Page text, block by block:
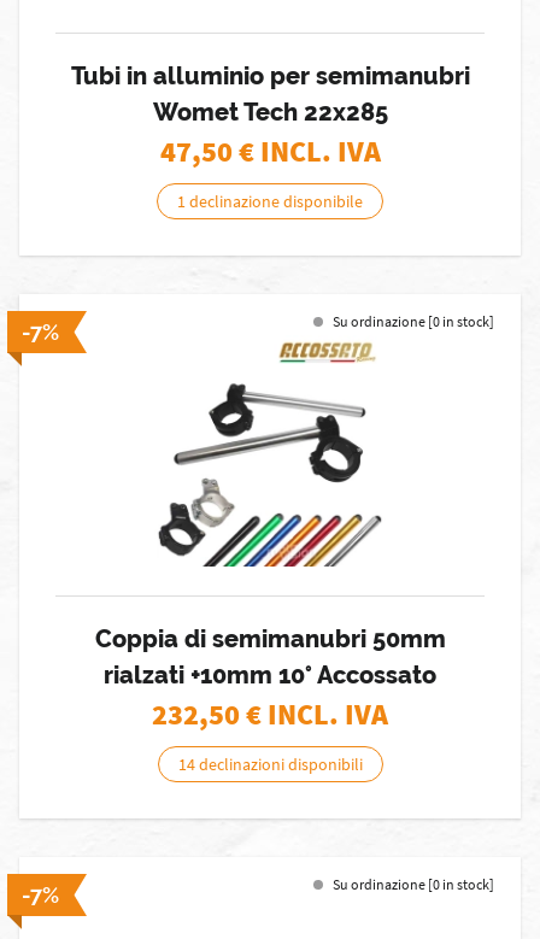
Tubi in alluminio per semimanubri
Womet Tech 22x285
47,50€ INCL. IVA
1 declinazione disponibile
-7% Su ordinazione [0 in stock]
Coppia di semimanubri 50mm
rialzati +10mm 10° Accossato
232,50€ INCL. IVA
14 declinazioni disponibili
-7% Su ordinazione [0 in stock]